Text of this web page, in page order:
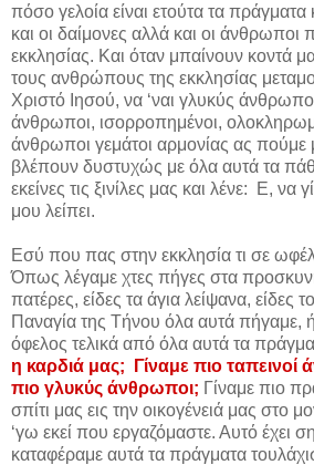
πόσο γελοία είναι ετούτα τα
και οι δαίμονες αλλά και οι άνθρωποι
εκκλησίας. Και όταν μπαίνουν κοντά
τους ανθρώπους της εκκλησίας
Χριστό Ιησού, να ‘ναι γλυκύς
άνθρωποι, ισορροπημένοι,
άνθρωποι γεμάτοι αρμονίας ας πούμε
βλέπουν δυστυχώς με όλα αυτά τα
εκείνες τις ξινίλες μας και λένε: E,
μου λείπει.
Εσύ που πας στην εκκλησία τι σε
Όπως λέγαμε χτες πήγες στα
πατέρες, είδες τα άγια λείψανα, είδες
Παναγία της Τήνου όλα αυτά πήγαμε,
όφελος τελικά από όλα αυτά τα
η καρδιά μας; Γίναμε πιο ταπεινοί
πιο γλυκύς άνθρωποι; Γίναμε πιο
σπίτι μας εις την οικογένειά μας στο
‘γω εκεί που εργαζόμαστε. Αυτό έχει
καταφέραμε αυτά τα πράγματα